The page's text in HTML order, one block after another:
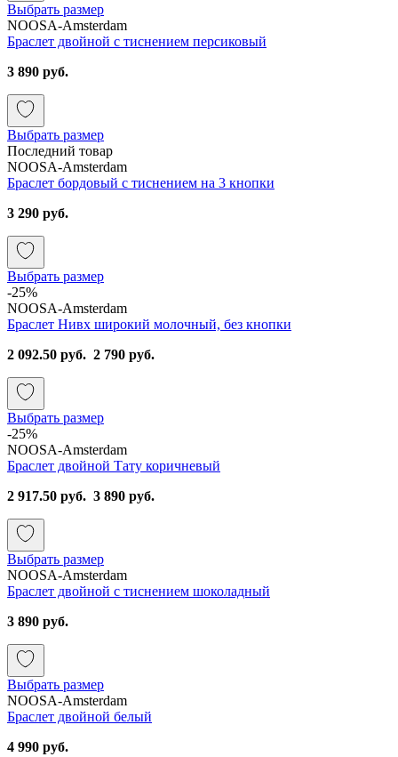
Выбрать размер
NOOSA-Amsterdam
Браслет двойной с тиснением персиковый
3 890 руб.
Выбрать размер
Последний товар
NOOSA-Amsterdam
Браслет бордовый с тиснением на 3 кнопки
3 290 руб.
Выбрать размер
-25%
NOOSA-Amsterdam
Браслет Нивх широкий молочный, без кнопки
2 092.50 руб. 2 790 руб.
Выбрать размер
-25%
NOOSA-Amsterdam
Браслет двойной Тату коричневый
2 917.50 руб. 3 890 руб.
Выбрать размер
NOOSA-Amsterdam
Браслет двойной с тиснением шоколадный
3 890 руб.
Выбрать размер
NOOSA-Amsterdam
Браслет двойной белый
4 990 руб.